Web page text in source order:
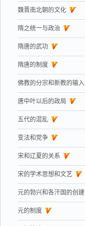
魏晋南北朝的文化
隋之统一与政治
隋唐的武功
隋唐的制度
佛教的分宗和新教的输入
唐中叶以后的政局
五代的混乱
变法和党争
宋和辽夏的关系
宋的学术思想和文艺
元的勃兴和各汗国的创建
元的制度